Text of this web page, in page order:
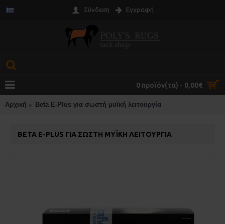
Σύνδεση Εγγραφή
0 προϊόν(τα) - 0,00€
Αρχική Beta Ε-Plus για σωστή μυϊκή λειτουργία
BETA Ε-PLUS ΓΙΑ ΣΩΣΤΉ ΜΥΪΚΉ ΛΕΙΤΟΥΡΓΊΑ